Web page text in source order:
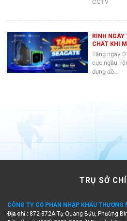
CHẤT KHI
Tặng ngay
cực ngầu,
đựng đồ…
TRỤ SỞ
Địa chỉ : 872-872A Tạ Quang Bửu, Phường
Điện thoại : (028) 3981 2099 (K.Doanh: bấm